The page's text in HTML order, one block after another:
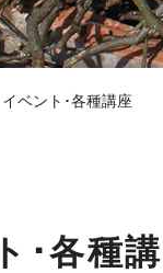
イベント･各種講座
･各種